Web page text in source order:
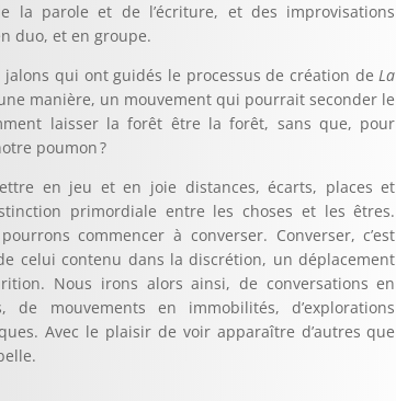
la parole et de l’écriture, et des improvisations
duo, et en groupe.
qui ont guidés le processus de création de La
manière, un mouvement qui pourrait seconder le
laisser la forêt être la forêt, sans que, pour
poumon ?
en jeu et en joie distances, écarts, places et
primordiale entre les choses et les êtres.
commencer à converser. Converser, c’est
celui contenu dans la discrétion, un déplacement
Nous irons alors ainsi, de conversations en
de mouvements en immobilités, d’explorations
Avec le plaisir de voir apparaître d’autres que